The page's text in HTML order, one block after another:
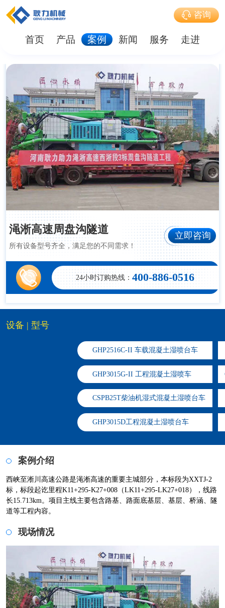
咨询
首页 产品 案例 新闻 服务 走进
渑淅高速周盘沟隧道
所有设备型号齐全，满足您的不同需求！
立即咨询
24小时订购热线：400-886-0516
设备 | 型号
GHP2516C-II 车载混凝土湿喷台车
GHP3015G-II 工程混凝土湿喷车
CSPB25T柴油机湿式混凝土湿喷台车
​GHP3015D工程混凝土湿喷台车
案例介绍
西峡至淅川高速公路是渑淅高速的重要主城部分，本标段为XXTJ-2
标，标段起讫里程K11+295-K27+008（LK11+295-LK27+018），线路
长15.713km。项目主线主要包含路基、路面底基层、基层、桥涵、隧
道等工程内容。
现场情况